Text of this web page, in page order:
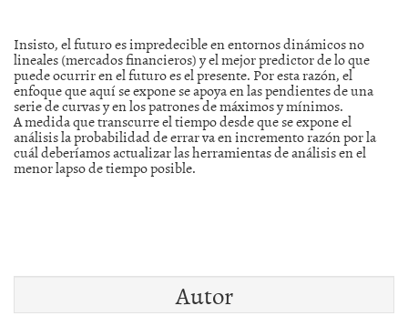
Insisto, el futuro es impredecible en entornos dinámicos no
lineales (mercados financieros) y el mejor predictor de lo que
puede ocurrir en el futuro es el presente. Por esta razón, el
enfoque que aquí se expone se apoya en las pendientes de una
serie de curvas y en los patrones de máximos y mínimos.
A medida que transcurre el tiempo desde que se expone el
análisis la probabilidad de errar va en incremento razón por la
cuál deberíamos actualizar las herramientas de análisis en el
menor lapso de tiempo posible.
Autor